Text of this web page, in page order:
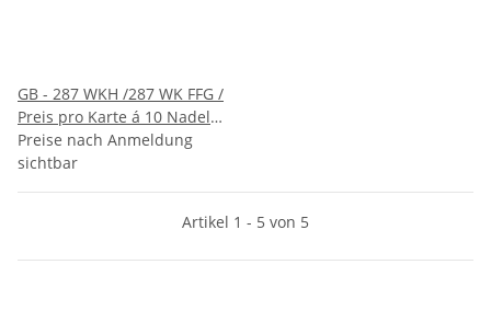
GB - 287 WKH /287 WK FFG /
Preis pro Karte á 10 Nadeln
/ VE 10 Karten
Preise nach Anmeldung
sichtbar
Artikel 1 - 5 von 5